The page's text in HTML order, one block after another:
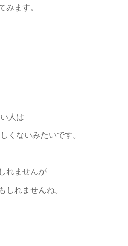
ます。
人は
くないみたいです。
れませんが
れませんね。